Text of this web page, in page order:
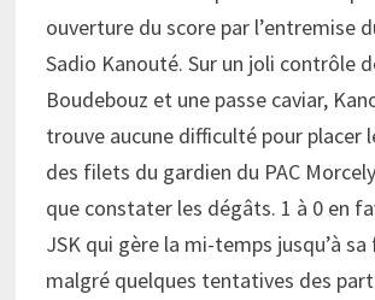
ouverture du score par l’entremise
Sadio Kanouté. Sur un joli contrôle
Boudebouz et une passe caviar,
trouve aucune difficulté pour placer
des filets du gardien du PAC
que constater les dégâts. 1 à 0 en
JSK qui gère la mi-temps jusqu’à
malgré quelques tentatives des